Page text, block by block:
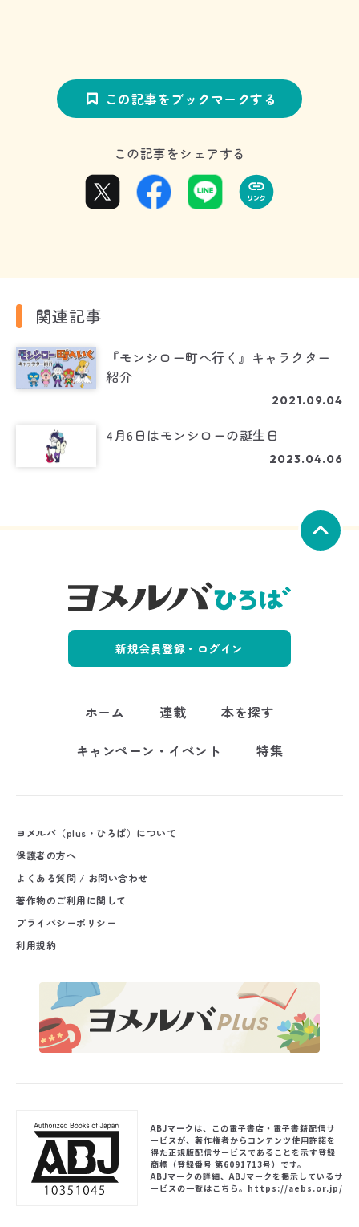
この記事をブックマークする
この記事をシェアする
関連記事
『モンシロー町へ行く』キャラクター
紹介
2021.09.04
4月6日はモンシローの誕生日
2023.04.06
新規会員登録・ログイン
ホーム 連載
本を探す
キャンペーン・イベント
特集
ヨメルバ（plus・ひろば）について
保護者の方へ
よくある質問 / お問い合わせ
著作物のご利用に関して
プライバシーポリシー
利用規約
ABJマークは、この電子書店・電子書籍配信サ
ービスが、著作権者からコンテンツ使用許諾を
得た正規版配信サービスであることを示す登録
商標（登録番号 第6091713号）です。
ABJマークの詳細、ABJマークを掲示しているサ
ービスの一覧はこちら。 https://aebs.or.jp/